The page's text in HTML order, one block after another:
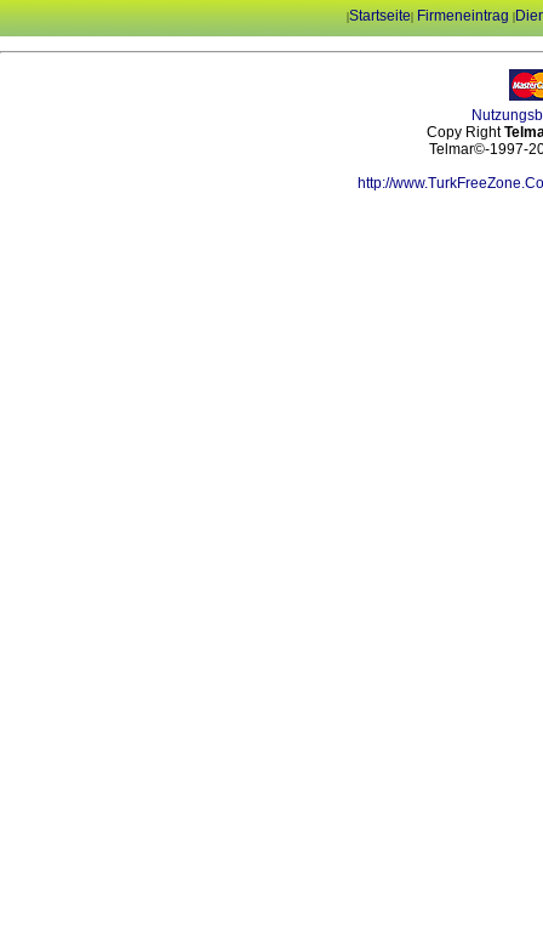
|Startseite| Firmeneintrag |
Copy Right
Telmar©-1997-
http://